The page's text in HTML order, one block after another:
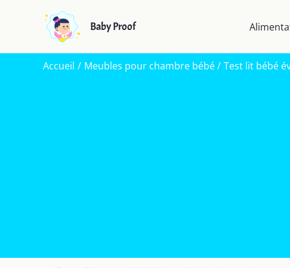
Baby Proof
Accueil Meubles pour chambre bébé Test lit bébé